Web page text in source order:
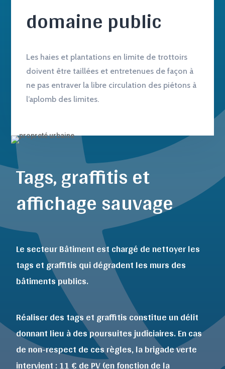
domaine public
Les haies et plantations en limite de trottoirs
doivent être taillées et entretenues de façon à
ne pas entraver la libre circulation des piétons à
l’aplomb des limites.
Tags, graffitis et
affichage sauvage
Le secteur Bâtiment est chargé de nettoyer les
tags et graffitis qui dégradent les murs des
bâtiments publics.
Réaliser des tags et graffitis constitue un délit
donnant lieu à des poursuites judiciaires. En cas
de non-respect de ces règles, la brigade verte
intervient : 11 € de PV (en fonction de la